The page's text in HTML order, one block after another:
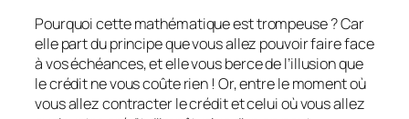
Pourquoi cette mathématique est trompeuse ? Car
elle part du principe que vous allez pouvoir faire face
à vos échéances, et elle vous berce de l’illusion que
le crédit ne vous coûte rien ! Or, entre le moment où
vous allez contracter le crédit et celui où vous allez